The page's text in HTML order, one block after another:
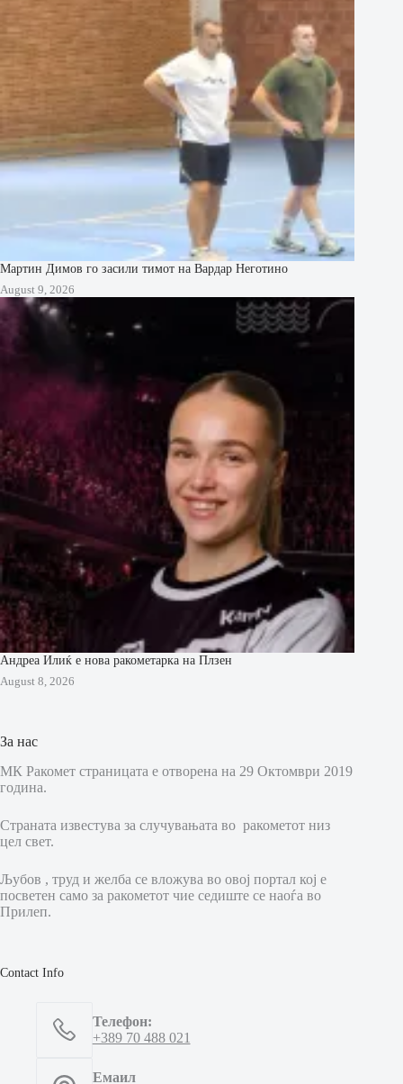
Мартин Димов го засили тимот на Вардар Неготино
August 9, 2026
Андреа Илиќ е нова ракометарка на Плзен
August 8, 2026
За нас
МК Ракомет страницата е отворена на 29 Октомври 2019
година.
Страната известува за случувањата во ракометот низ
цел свет.
Љубов , труд и желба се вложува во овој портал кој е
посветен само за ракометот чие седиште се наоѓа во
Прилеп.
Contact Info
Телефон:
+389 70 488 021
Емаил